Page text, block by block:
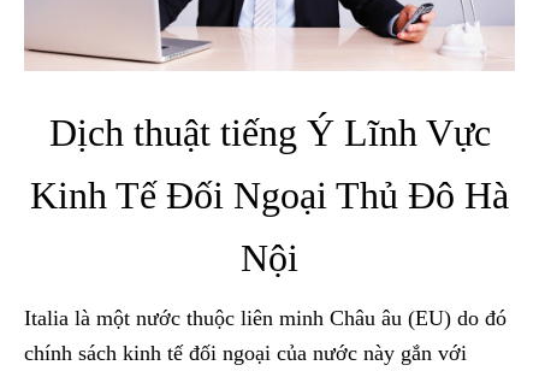
Dịch thuật tiếng Ý Lĩnh Vực
Kinh Tế Đối Ngoại Thủ Đô Hà
Nội
Italia là một nước thuộc liên minh Châu âu (EU) do đó
chính sách kinh tế đối ngoại của nước này gắn với